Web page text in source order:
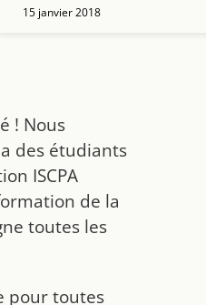
15 janvier 2018
! Nous
des étudiants
ISCPA
de la
toutes les
pour toutes